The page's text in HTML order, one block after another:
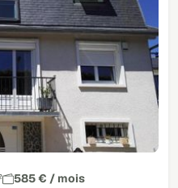
585 € / mois